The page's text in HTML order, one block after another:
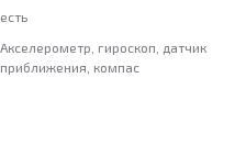
есть
Акселерометр, гироскоп, датчик
приближения, компас